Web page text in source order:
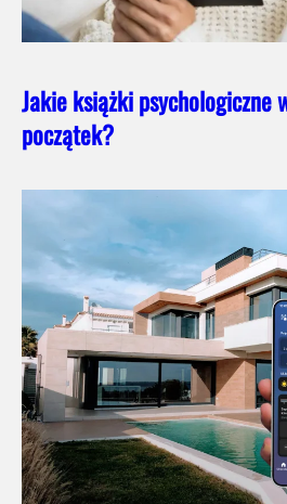
Jakie książki psychologiczne
początek?